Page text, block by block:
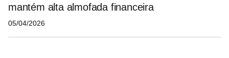
mantém alta almofada financeira
05/04/2026